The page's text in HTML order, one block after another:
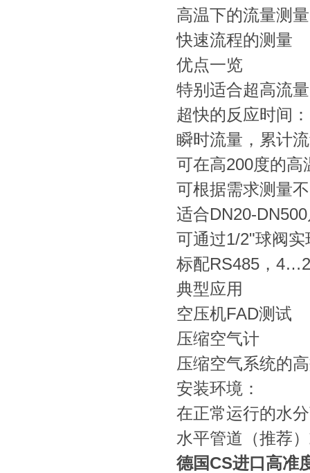
高温下的流量测量
快速流程的测量
优点一览
特别适合超高流量
超快的反应时间
瞬时流量，累计
可在高200度的高
可根据需求测量
适合DN20-
可通过1/2"球阀
标配RS485，
典型应用
空压机FAD测试
压缩空气计
压缩空气系统的
安装环境：
在正常运行的水
水平管道（推荐
德国CS进口高准